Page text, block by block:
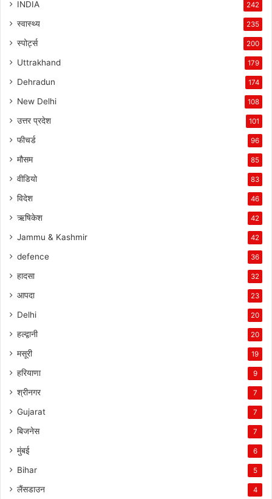
INDIA 242
स्वास्थ्य 235
स्पोर्ट्स 200
Uttrakhand 179
Dehradun 174
New Delhi 108
उत्तर प्रदेश 101
फीचर्ड 96
मौसम 85
वीडियो 83
विदेश 46
ऋषिकेश 42
Jammu & Kashmir 42
defence 36
हादसा 32
आपदा 23
Delhi 20
हल्द्वानी 20
मसूरी 19
हरियाणा 9
श्रीनगर 7
Gujarat 7
बिजनेस 7
मुंबई 6
Bihar 5
लैंसडाउन 4